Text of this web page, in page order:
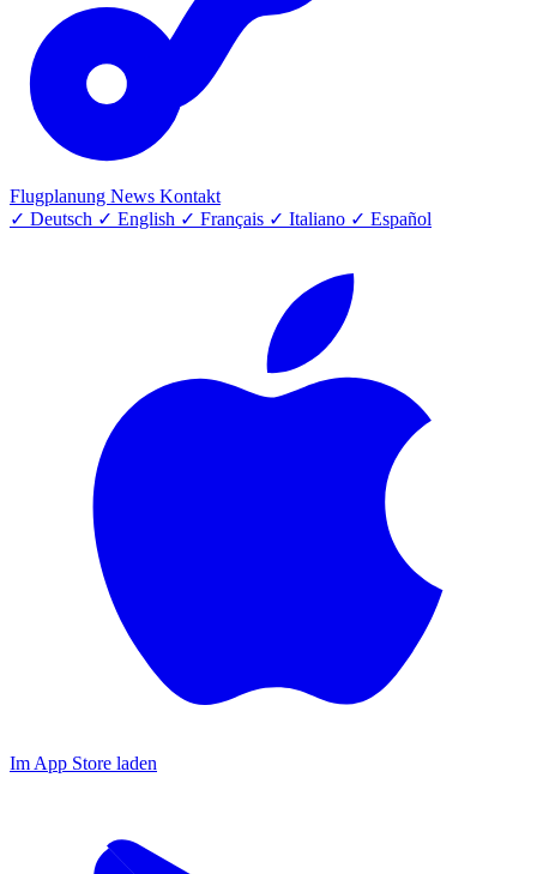
Flugplanung News Kontakt
✓ Deutsch ✓ English ✓ Français ✓ Italiano ✓ Español
Im App Store laden